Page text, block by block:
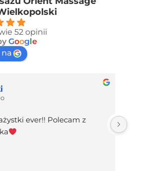
52 opinii
Google
na
ever!! Polecam z